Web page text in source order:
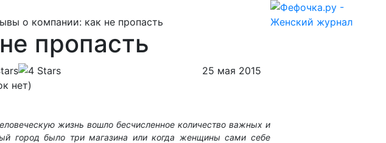
о компании: как не пропасть
пропасть
нет)
25 мая 2015
жизнь вошло бесчисленное количество важных и
город было три магазина или когда женщины сами себе